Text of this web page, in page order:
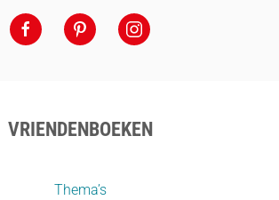
VRIENDENBOEKEN
Thema’s